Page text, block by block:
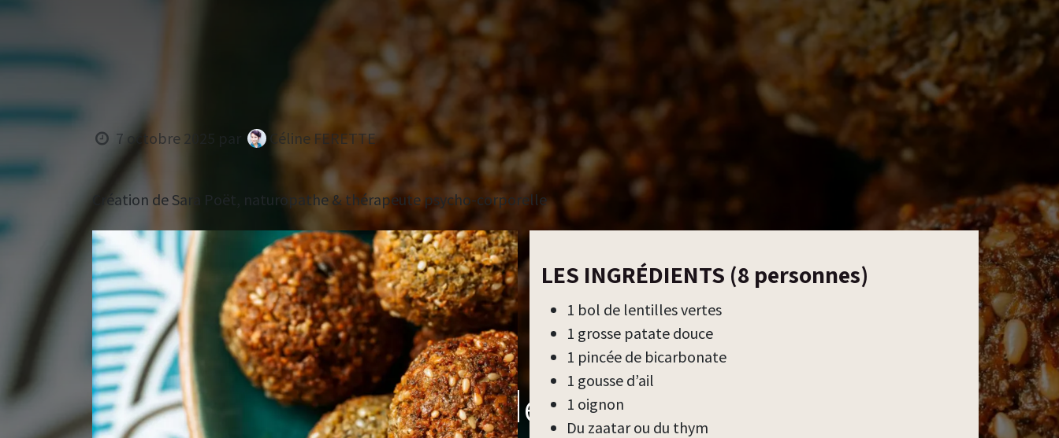
Falafels de Lentilles
7 octobre 2025 Céline FERETTE
Création de Sara Poët, naturopathe & thérapeute psycho-corporelle
LES INGRÉDIENTS (8 personnes)
1 bol de lentilles vertes
1 grosse patate douce
1 pincée de bicarbonate
1 gousse d’ail
1 oignon
Du zaatar ou du thym